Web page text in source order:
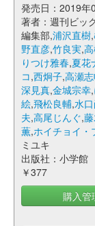
発売日：2019年
著者：週刊ビッ
編集部,浦沢直樹,
野直彦,竹良実,
りつけ雅春,夏花
コ,西炯子,高瀬
深見真,金城宗幸,
絵,飛松良輔,水
夫,高尾じんぐ,
薫,ホイチョイ・
ミユキ
出版社：小学館
￥377
購入管